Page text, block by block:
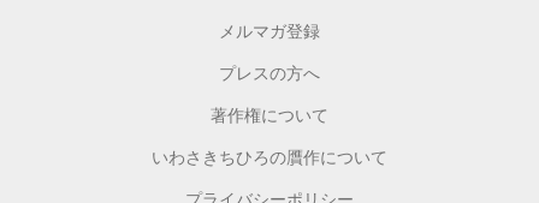
メルマガ登録
プレスの方へ
著作権について
いわさきちひろの贋作について
プライバシーポリシー